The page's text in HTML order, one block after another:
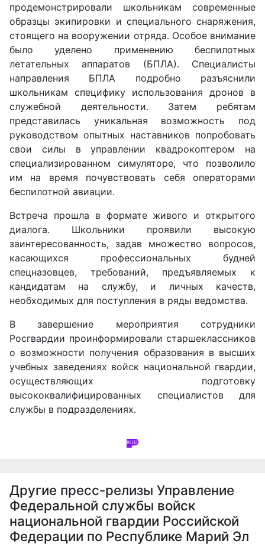
продемонстрировали школьникам современные
образцы экипировки и специального снаряжения,
стоящего на вооружении отряда. Особое внимание
было уделено применению беспилотных
летательных аппаратов (БПЛА). Специалисты
направления БПЛА подробно разъяснили
школьникам специфику использования дронов в
служебной деятельности. Затем ребятам
представилась уникальная возможность под
руководством опытных наставников попробовать
свои силы в управлении квадрокоптером на
специализированном симуляторе, что позволило
им на время почувствовать себя операторами
беспилотной авиации.
Встреча прошла в формате живого и открытого
диалога. Школьники проявили высокую
заинтересованность, задав множество вопросов,
касающихся профессиональных будней
спецназовцев, требований, предъявляемых к
кандидатам на службу, и личных качеств,
необходимых для поступления в ряды ведомства.
В завершение мероприятия сотрудники
Росгвардии проинформировали старшеклассников
о возможности получения образования в высших
учебных заведениях войск национальной гвардии,
осуществляющих подготовку
высококвалифицированных специалистов для
службы в подразделениях.
Другие пресс-релизы Управление
Федеральной службы войск
национальной гвардии Российской
Федерации по Республике Марий Эл